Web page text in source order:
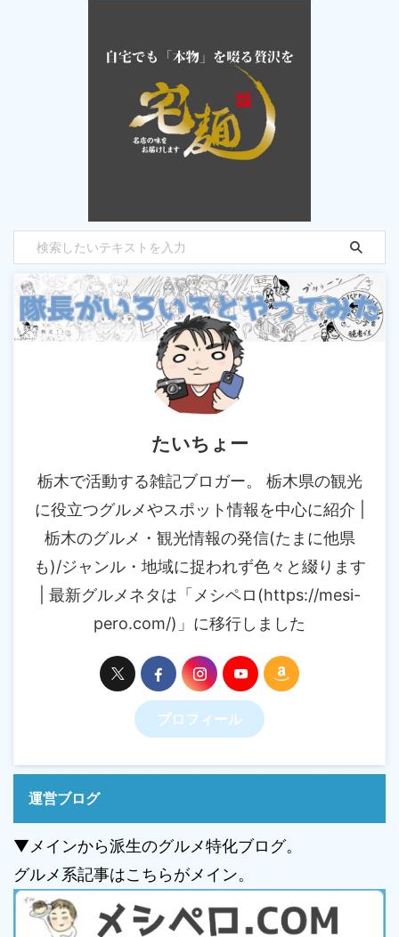
たいちょー
栃木で活動する雑記ブロガー。 栃木県の観光
に役立つグルメやスポット情報を中心に紹介 |
栃木のグルメ・観光情報の発信(たまに他県
も)/ジャンル・地域に捉われず色々と綴ります
| 最新グルメネタは「メシペロ(https://mesi-
pero.com/)」に移行しました
プロフィール
運営ブログ
▼メインから派生のグルメ特化ブログ。
グルメ系記事はこちらがメイン。